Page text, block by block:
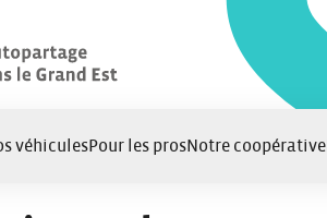
véhiculesPour les prosNotre coopérative